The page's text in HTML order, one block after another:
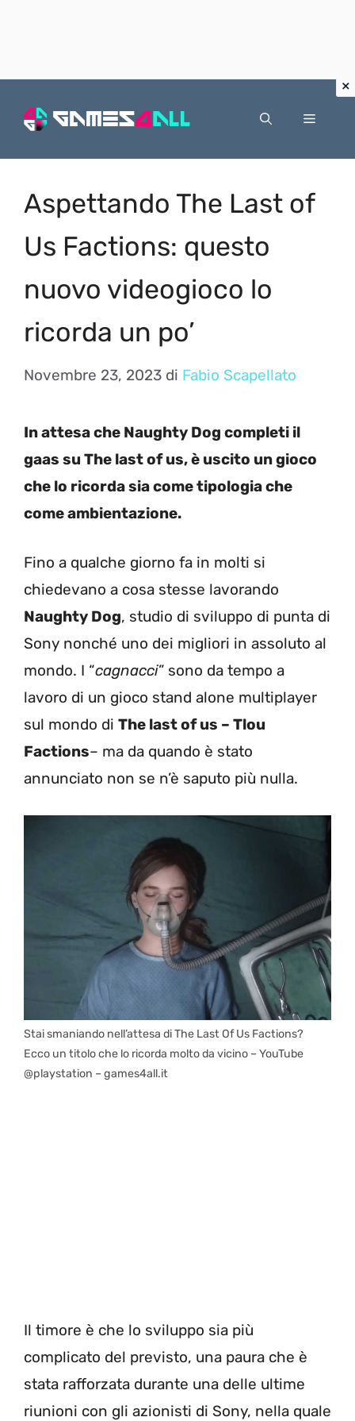
Menu
Aspettando The Last of
Us Factions: questo
nuovo videogioco lo
ricorda un po’
Novembre 23, 2023 di Fabio Scapellato
In attesa che Naughty Dog completi il
gaas su The last of us, è uscito un gioco
che lo ricorda sia come tipologia che
come ambientazione.
Fino a qualche giorno fa in molti si
chiedevano a cosa stesse lavorando
Naughty Dog, studio di sviluppo di punta di
Sony nonché uno dei migliori in assoluto al
mondo. I “cagnacci” sono da tempo a
lavoro di un gioco stand alone multiplayer
sul mondo di The last of us – Tlou
Factions– ma da quando è stato
annunciato non se n’è saputo più nulla.
Stai smaniando nell’attesa di The Last Of Us Factions?
Ecco un titolo che lo ricorda molto da vicino – YouTube
@playstation – games4all.it
Il timore è che lo sviluppo sia più
complicato del previsto, una paura che è
stata rafforzata durante una delle ultime
riunioni con gli azionisti di Sony, nella quale